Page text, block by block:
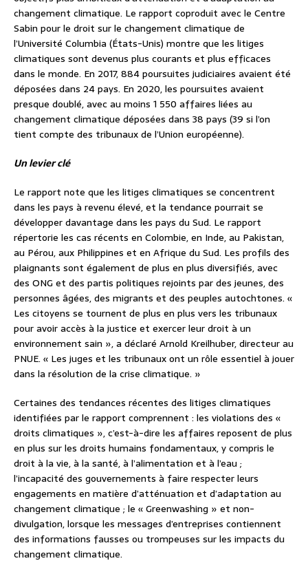
changement climatique. Le rapport coproduit avec le Centre
Sabin pour le droit sur le changement climatique de
l’Université Columbia (États-Unis) montre que les litiges
climatiques sont devenus plus courants et plus efficaces
dans le monde. En 2017, 884 poursuites judiciaires avaient été
déposées dans 24 pays. En 2020, les poursuites avaient
presque doublé, avec au moins 1 550 affaires liées au
changement climatique déposées dans 38 pays (39 si l’on
tient compte des tribunaux de l’Union européenne).
Un levier clé
Le rapport note que les litiges climatiques se concentrent
dans les pays à revenu élevé, et la tendance pourrait se
développer davantage dans les pays du Sud. Le rapport
répertorie les cas récents en Colombie, en Inde, au Pakistan,
au Pérou, aux Philippines et en Afrique du Sud. Les profils des
plaignants sont également de plus en plus diversifiés, avec
des ONG et des partis politiques rejoints par des jeunes, des
personnes âgées, des migrants et des peuples autochtones. «
Les citoyens se tournent de plus en plus vers les tribunaux
pour avoir accès à la justice et exercer leur droit à un
environnement sain », a déclaré Arnold Kreilhuber, directeur au
PNUE. « Les juges et les tribunaux ont un rôle essentiel à jouer
dans la résolution de la crise climatique. »
Certaines des tendances récentes des litiges climatiques
identifiées par le rapport comprennent : les violations des «
droits climatiques », c’est-à-dire les affaires reposent de plus
en plus sur les droits humains fondamentaux, y compris le
droit à la vie, à la santé, à l’alimentation et à l’eau ;
l’incapacité des gouvernements à faire respecter leurs
engagements en matière d’atténuation et d’adaptation au
changement climatique ; le « Greenwashing » et non-
divulgation, lorsque les messages d’entreprises contiennent
des informations fausses ou trompeuses sur les impacts du
changement climatique.